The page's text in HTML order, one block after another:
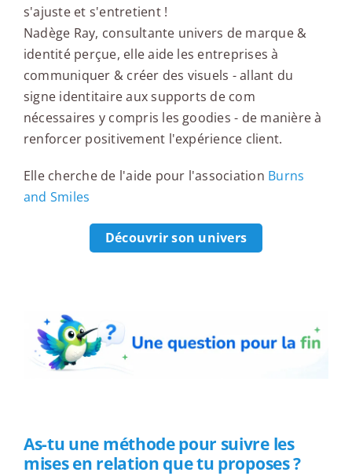
s'ajuste et s'entretient !
Nadège Ray, consultante univers de marque &
identité perçue, elle aide les entreprises à
communiquer & créer des visuels - allant du
signe identitaire aux supports de com
nécessaires y compris les goodies - de manière à
renforcer positivement l'expérience client.
Elle cherche de l'aide pour l'association Burns
and Smiles
Découvrir son univers
As-tu une méthode pour suivre les
mises en relation que tu proposes ?